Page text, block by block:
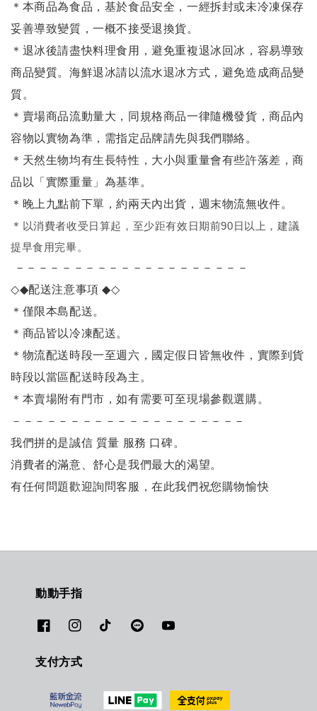
＊本商品為食品，基於食品安全，一經拆封或未冷凍保存
妥善導致變質，一概不接受退換貨。
＊退冰後請盡快料理食用，避免重複退冰回冰，容易導致
商品變質。海鮮退冰請以流水退冰方式，避免造成商品變
質。
＊賣場商品流動量大，同規格商品一律隨機發貨，商品內
容物以實物為準，需指定品牌請先與我們聯絡。
＊天然生物均有生長特性，大小與重量會有些許落差，商
品以「實際重量」為基準。
＊晚上九點前下單，約兩天內出貨，週末物流無收件。
＊ 以消費者收受日算起，至少距有效日期前90日以上，建議
提早食用完畢。
－－－－－－－－－－－－－－－－－－－－
◇◆配送注意事項◆◇
＊僅限本島配送。
＊商品皆以冷凍配送。
＊物流配送時段一至週六，國定假日皆無收件，實際到貨
時段以當區配送時段為主。
＊本賣場附有門市，如有需要可至現場參觀選購。
－－－－－－－－－－－－－－－－－－－－
我們拼的是誠信 質量 服務 口碑。
消費者的滿意、舒心是我們最大的渴望。
有任何問題歡迎詢問客服，在此我們祝您購物愉快
動動手指
支付方式